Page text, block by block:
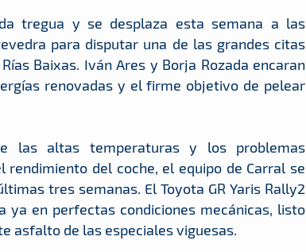
tregua y se desplaza esta semana a las
para disputar una de las grandes citas
Baixas. Iván Ares y Borja Rozada encaran
renovadas y el firme objetivo de pelear
las altas temperaturas y los problemas
del coche, el equipo de Carral se
tres semanas. El Toyota GR Yaris Rally2
en perfectas condiciones mecánicas, listo
asfalto de las especiales viguesas.